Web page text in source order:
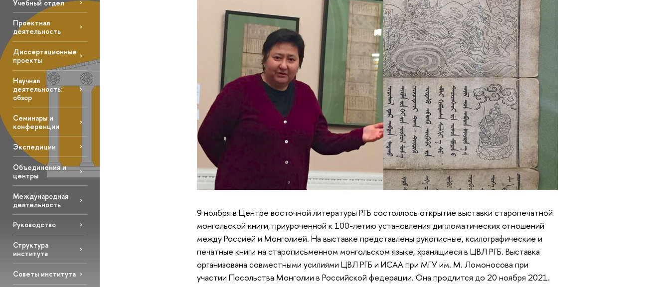
Учебный отдел
Проектная
деятельность
Диссертационные
проекты
Научная
деятельность:
обзор
Семинары и
конференции
Экспедиции
Объединения и
центры
Международная
деятельность
Руководство
Структура
института
Советы института
9 ноября в Центре восточной литературы РГБ состоялось открытие выставки старопечатной
монгольской книги, приуроченной к 100-летию установления дипломатических отношений
между Россией и Монголией. На выставке представлены рукописные, ксилографические и
печатные книги на старописьменном монгольском языке, хранящиеся в ЦВЛ РГБ. Выставка
организована совместными усилиями ЦВЛ РГБ и ИСАА при МГУ им. М. Ломоносова при
участии Посольства Монголии в Российской федерации. Она продлится до 20 ноября 2021.